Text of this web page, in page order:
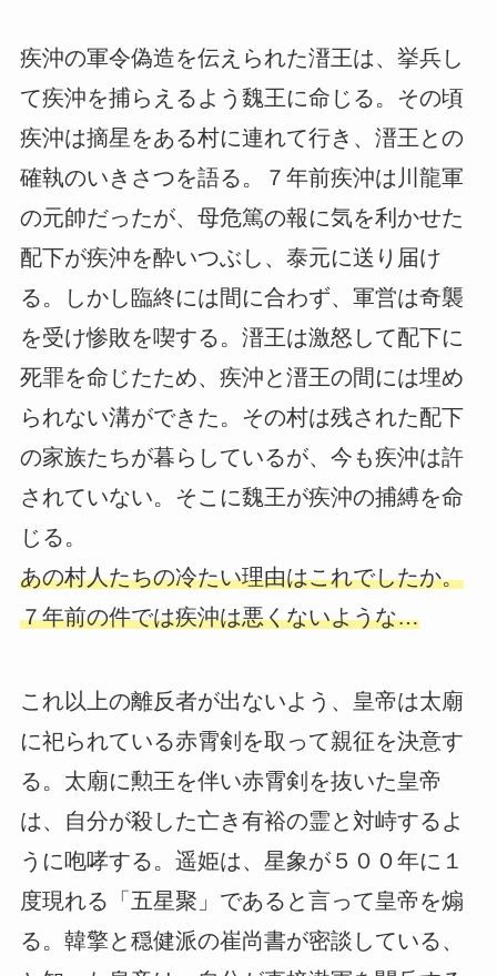
疾沖の軍令偽造を伝えられた溍王は、挙兵し
て疾沖を捕らえるよう魏王に命じる。その頃
疾沖は摘星をある村に連れて行き、溍王との
確執のいきさつを語る。７年前疾沖は川龍軍
の元帥だったが、母危篤の報に気を利かせた
配下が疾沖を酔いつぶし、泰元に送り届け
る。しかし臨終には間に合わず、軍営は奇襲
を受け惨敗を喫する。溍王は激怒して配下に
死罪を命じたため、疾沖と溍王の間には埋め
られない溝ができた。その村は残された配下
の家族たちが暮らしているが、今も疾沖は許
されていない。そこに魏王が疾沖の捕縛を命
じる。
あの村人たちの冷たい理由はこれでしたか。
７年前の件では疾沖は悪くないような…
これ以上の離反者が出ないよう、皇帝は太廟
に祀られている赤霄剣を取って親征を決意す
る。太廟に勲王を伴い赤霄剣を抜いた皇帝
は、自分が殺した亡き有裕の霊と対峙するよ
うに咆哮する。遥姫は、星象が５００年に１
度現れる「五星聚」であると言って皇帝を煽
る。韓擎と穏健派の崔尚書が密談している、